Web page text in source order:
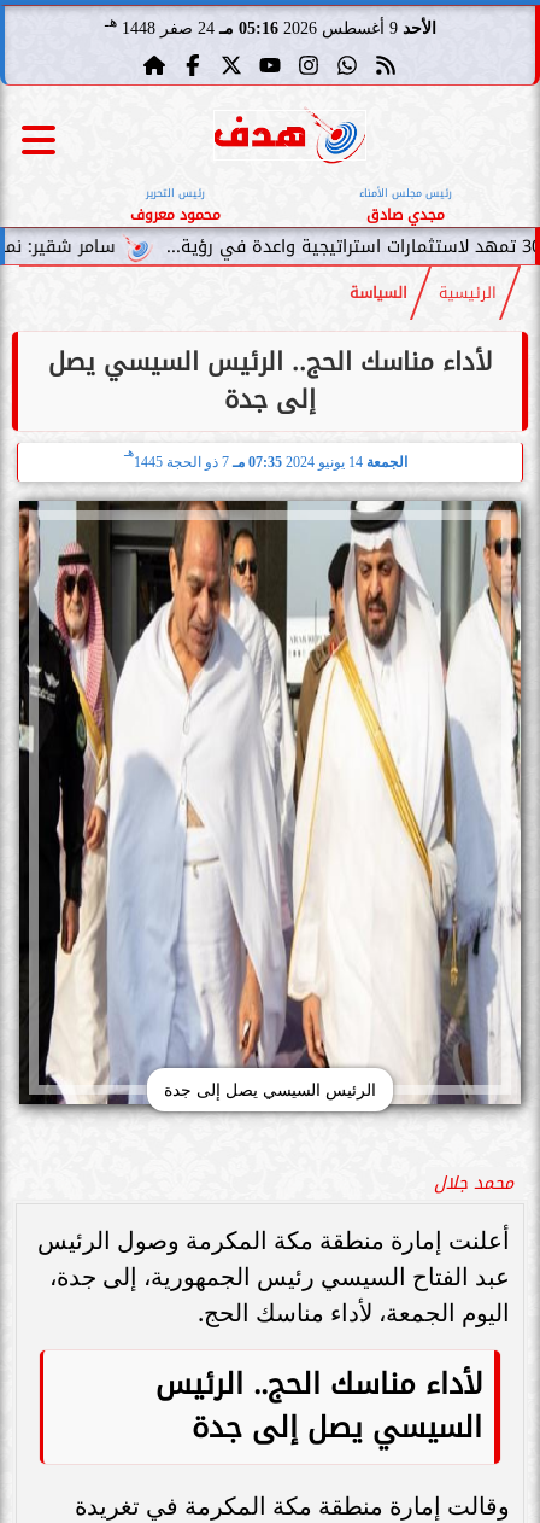
الأحد 9 أغسطس 2026 05:16 مـ 24 صفر 1448 هـ
رئيس مجلس الأمناء
مجدي صادق
رئيس التحرير
محمود معروف
سامر شقير: نمو صناديق
الرئيسية السياسة
لأداء مناسك الحج.. الرئيس السيسي يصل
إلى جدة
الجمعة 14 يونيو 2024 07:35 مـ 7 ذو الحجة 1445
هـ
الرئيس السيسي يصل إلى جدة
محمد جلال
أعلنت إمارة منطقة مكة المكرمة وصول الرئيس
عبد الفتاح السيسي رئيس الجمهورية، إلى جدة،
اليوم الجمعة، لأداء مناسك الحج.
لأداء مناسك الحج.. الرئيس
السيسي يصل إلى جدة
وقالت إمارة منطقة مكة المكرمة في تغريدة